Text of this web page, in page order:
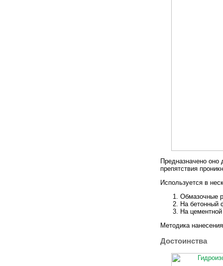
Предназначено оно
препятствия
Используется в
Обмазочные
На бетонный
На
Методика
Достоинства